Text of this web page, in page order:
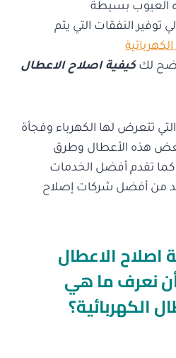
العيوب بسيطة
توفير النفقات التي يتم
لك كيفية اصلاح الاعطال
تتعرض لها الكهرباء وفجأة
هذه الأعطال وطرق
تقدم أفضل الخدمات
من أفضل شركات إصلاح
الاعطال
أن نعرف ما هي
الكهربائية؟